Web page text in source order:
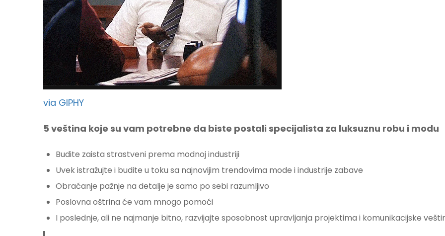
via GIPHY
5 veština koje su vam potrebne da biste postali specijalista za luksuznu robu i modu
Budite zaista strastveni prema modnoj industriji
Uvek istražujte i budite u toku sa najnovijim trendovima mode i industrije zabave
Obraćanje pažnje na detalje je samo po sebi razumljivo
Poslovna oštrina će vam mnogo pomoći
I poslednje, ali ne najmanje bitno, razvijajte sposobnost upravljanja projektima i komunikacijske